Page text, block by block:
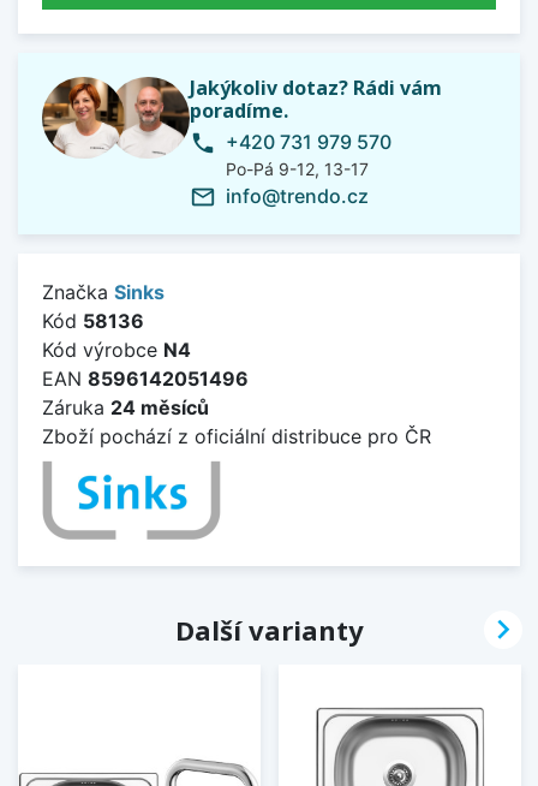
Jakýkoliv dotaz? Rádi vám
poradíme.
phone +420 731 979 570
Po-Pá 9-12, 13-17
mail_outline info@trendo.cz
Značka Sinks
Kód 58136
Kód výrobce N4
EAN 8596142051496
Záruka 24 měsíců
Zboží pochází z oficiální distribuce pro ČR
Další varianty 